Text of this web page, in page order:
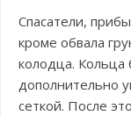
Спасатели,
кроме обвала
колодца.
дополнительно
сеткой. После